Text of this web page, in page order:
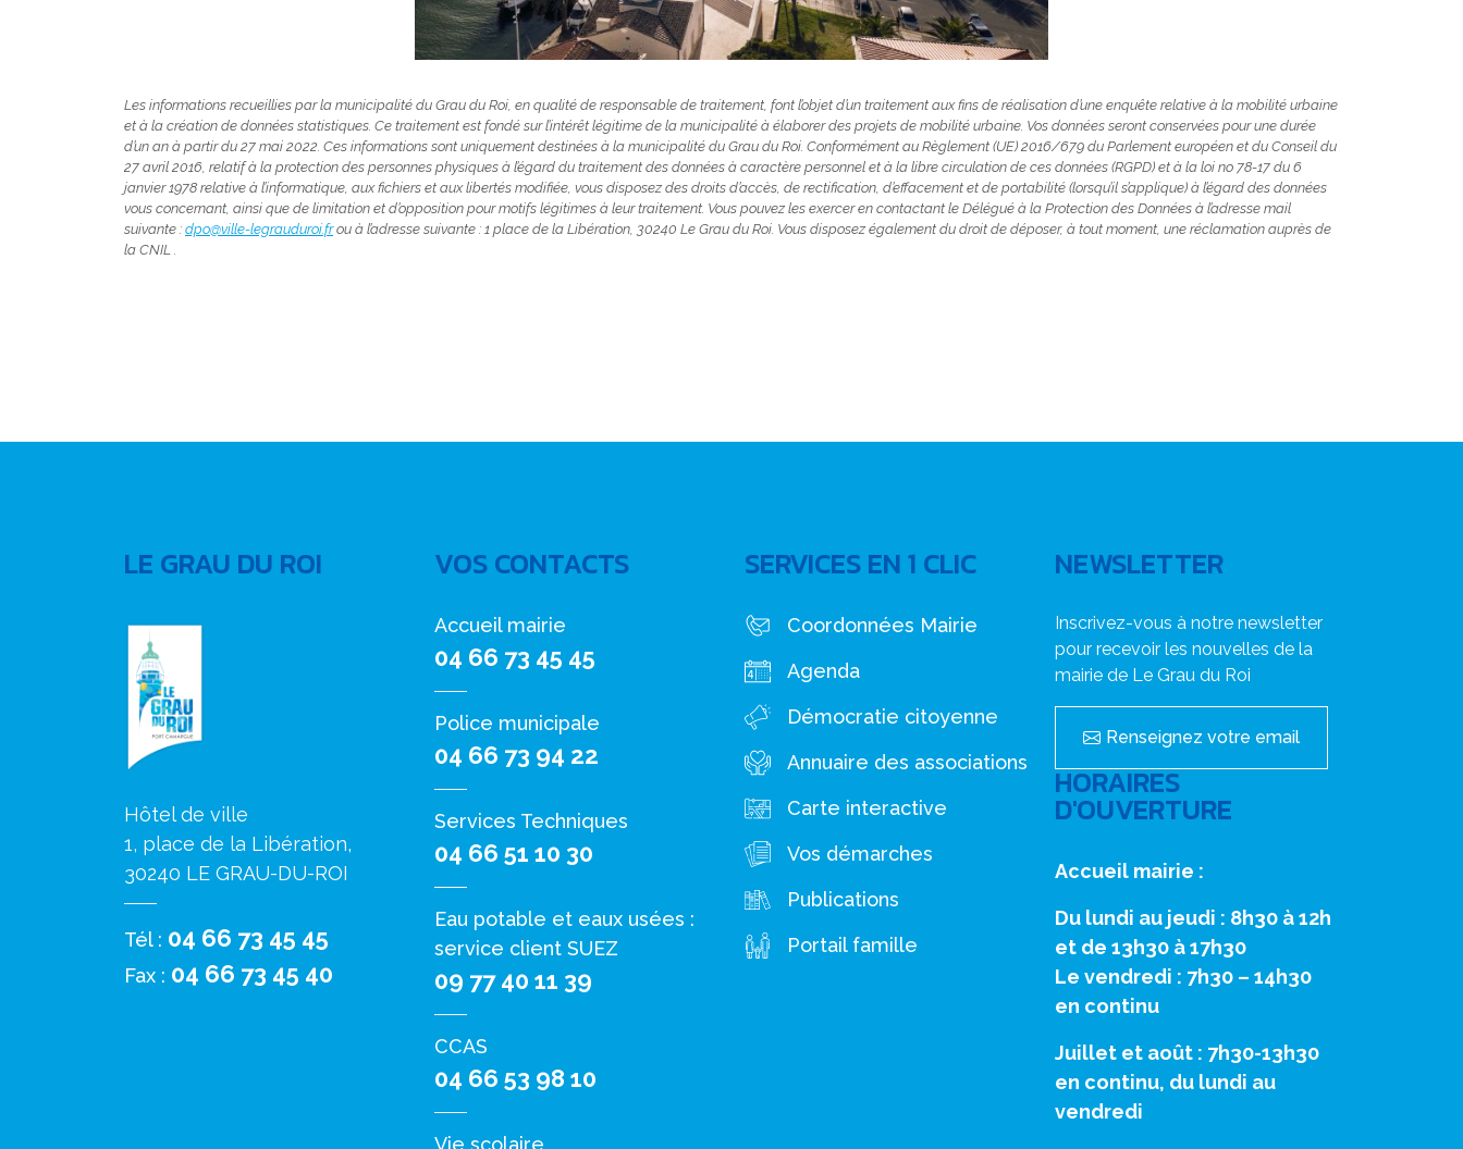
Les informations recueillies par la municipalité du Grau du Roi, en qualité de responsable de traitement, font l’objet d’un traitement aux fins de réalisation d’une enquête relative à la mobilité urbaine
et à la création de données statistiques. Ce traitement est fondé sur l’intérêt légitime de la municipalité à élaborer des projets de mobilité urbaine. Vos données seront conservées pour une durée
d’un an à partir du 27 mai 2022. Ces informations sont uniquement destinées à la municipalité du Grau du Roi. Conformément au Règlement (UE) 2016/679 du Parlement européen et du Conseil du
27 avril 2016, relatif à la protection des personnes physiques à l’égard du traitement des données à caractère personnel et à la libre circulation de ces données (RGPD) et à la loi no 78-17 du 6
janvier 1978 relative à l’informatique, aux fichiers et aux libertés modifiée, vous disposez des droits d’accès, de rectification, d’effacement et de portabilité (lorsqu’il s’applique) à l’égard des données
vous concernant, ainsi que de limitation et d’opposition pour motifs légitimes à leur traitement. Vous pouvez les exercer en contactant le Délégué à la Protection des Données à l’adresse mail
suivante : dpo@ville-legrauduroi.frou à l’adresse suivante : 1 place de la Libération, 30240 Le Grau du Roi. Vous disposez également du droit de déposer, à tout moment, une réclamation auprès de
la CNIL .
LE GRAU DU ROI
Hôtel de ville
1, place de la Libération,
30240 LE GRAU-DU-ROI
Tél : 04 66 73 45 45
Fax : 04 66 73 45 40
VOS CONTACTS
Accueil mairie
04 66 73 45 45
Police municipale
04 66 73 94 22
Services Techniques
04 66 51 10 30
Eau potable et eaux usées :
service client SUEZ
09 77 40 11 39
CCAS
04 66 53 98 10
Vie scolaire
SERVICES EN 1 CLIC
Coordonnées Mairie
Agenda
Démocratie citoyenne
Annuaire des associations
Carte interactive
Vos démarches
Publications
Portail famille
NEWSLETTER
Inscrivez-vous à notre newsletter
pour recevoir les nouvelles de la
mairie de Le Grau du Roi
Renseignez votre email
HORAIRES
D'OUVERTURE
Accueil mairie :
Du lundi au jeudi : 8h30 à 12h
et de 13h30 à 17h30
Le vendredi : 7h30 – 14h30
en continu
Juillet et août : 7h30-13h30
en continu, du lundi au
vendredi